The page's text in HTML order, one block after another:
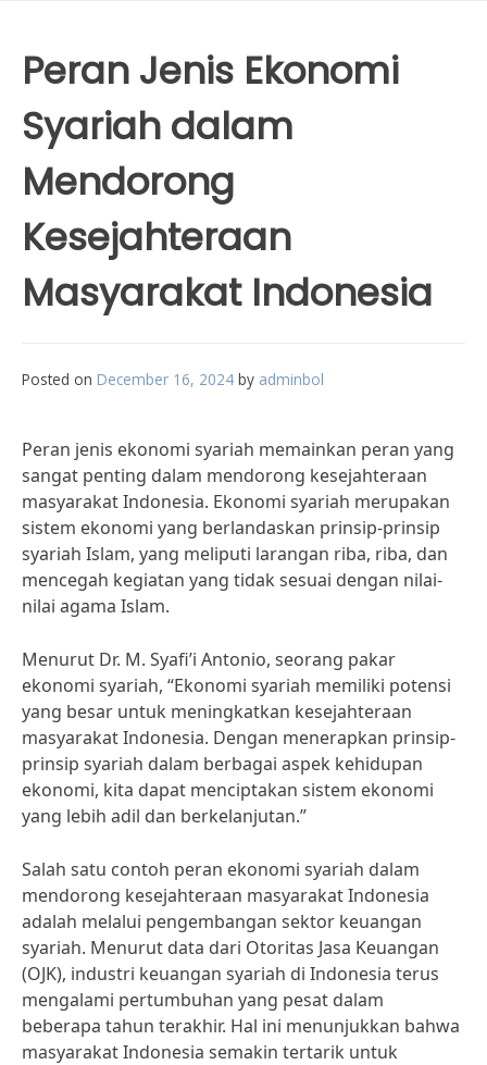
Peran Jenis Ekonomi
Syariah dalam
Mendorong
Kesejahteraan
Masyarakat Indonesia
Posted on December 16, 2024 by adminbol
Peran jenis ekonomi syariah memainkan peran yang
sangat penting dalam mendorong kesejahteraan
masyarakat Indonesia. Ekonomi syariah merupakan
sistem ekonomi yang berlandaskan prinsip-prinsip
syariah Islam, yang meliputi larangan riba, riba, dan
mencegah kegiatan yang tidak sesuai dengan nilai-
nilai agama Islam.
Menurut Dr. M. Syafi’i Antonio, seorang pakar
ekonomi syariah, “Ekonomi syariah memiliki potensi
yang besar untuk meningkatkan kesejahteraan
masyarakat Indonesia. Dengan menerapkan prinsip-
prinsip syariah dalam berbagai aspek kehidupan
ekonomi, kita dapat menciptakan sistem ekonomi
yang lebih adil dan berkelanjutan.”
Salah satu contoh peran ekonomi syariah dalam
mendorong kesejahteraan masyarakat Indonesia
adalah melalui pengembangan sektor keuangan
syariah. Menurut data dari Otoritas Jasa Keuangan
(OJK), industri keuangan syariah di Indonesia terus
mengalami pertumbuhan yang pesat dalam
beberapa tahun terakhir. Hal ini menunjukkan bahwa
masyarakat Indonesia semakin tertarik untuk